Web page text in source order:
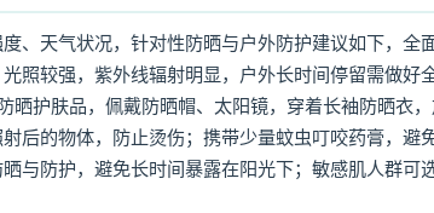
、天气状况，针对性防晒与户外防护建议如下，全
照较强，紫外线辐射明显，户外长时间停留需做
晒护肤品，佩戴防晒帽、太阳镜，穿着长袖防晒衣
后的物体，防止烫伤；携带少量蚊虫叮咬药膏，
与防护，避免长时间暴露在阳光下；敏感肌人群可